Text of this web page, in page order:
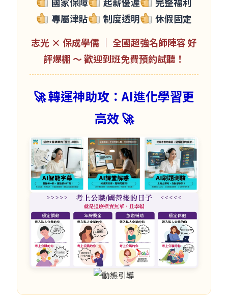
專屬津貼
制度透明
休假固定
志光 × 保成學儒 ｜ 全國超強名師陣容 好
評爆棚 ～ 歡迎到班免費預約試聽！
🚀 轉運神助攻：AI進化學習更
高效 🚀